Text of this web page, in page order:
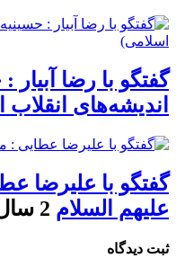
گفتگو با رضا آبیار
اندیشه‌های
گفتگو با علیرضا
علیهم السلام 2 سال قبل
ثبت دیدگاه